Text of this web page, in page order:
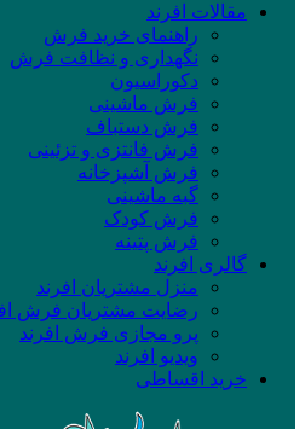
مقالات افرند
راهنمای خرید فرش
نگهداری و نظافت فرش
دکوراسیون
فرش ماشینی
فرش دستباف
فرش فانتزی و تزئینی
فرش آشپزخانه
گبه ماشینی
فرش کودک
فرش پتینه
گالری افرند
منزل مشتریان افرند
رضایت مشتریان فرش
پرو مجازی فرش افرند
ویدیو افرند
خرید اقساطی